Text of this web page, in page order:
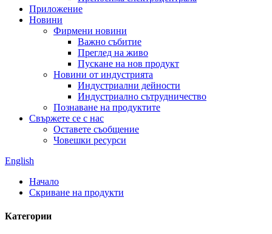
Приложение
Новини
Фирмени новини
Важно събитие
Преглед на живо
Пускане на нов продукт
Новини от индустрията
Индустриални дейности
Индустриално сътрудничество
Познаване на продуктите
Свържете се с нас
Оставете съобщение
Човешки ресурси
English
Начало
Скриване на продукти
Категории